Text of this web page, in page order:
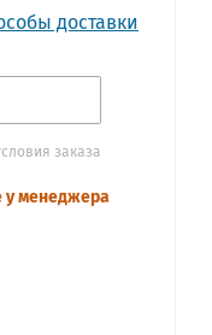
доставки
заказа
у менеджера